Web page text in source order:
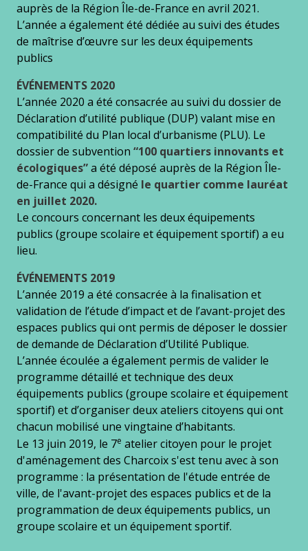
auprès de la Région Île-de-France en avril 2021.
L’année a également été dédiée au suivi des études
de maîtrise d’œuvre sur les deux équipements
publics
ÉVÉNEMENTS 2020
L’année 2020 a été consacrée au suivi du dossier de
Déclaration d’utilité publique (DUP) valant mise en
compatibilité du Plan local d’urbanisme (PLU). Le
dossier de subvention “100 quartiers innovants et
écologiques”a été déposé auprès de la Région Île-
de-France qui a désigné le quartier comme lauréat
en juillet 2020.
Le concours concernant les deux équipements
publics (groupe scolaire et équipement sportif) a eu
lieu.
ÉVÉNEMENTS 2019
L’année 2019 a été consacrée à la finalisation et
validation de l’étude d’impact et de l’avant-projet des
espaces publics qui ont permis de déposer le dossier
de demande de Déclaration d’Utilité Publique.
L’année écoulée a également permis de valider le
programme détaillé et technique des deux
équipements publics (groupe scolaire et équipement
sportif) et d’organiser deux ateliers citoyens qui ont
chacun mobilisé une vingtaine d’habitants.
Le 13 juin 2019, le 7e atelier citoyen pour le projet
d'aménagement des Charcoix s'est tenu avec à son
programme : la présentation de l'étude entrée de
ville, de l'avant-projet des espaces publics et de la
programmation de deux équipements publics, un
groupe scolaire et un équipement sportif.